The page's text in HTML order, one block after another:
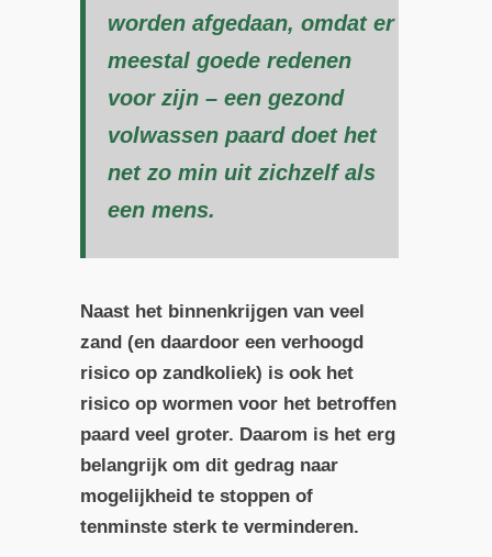
worden afgedaan, omdat er
meestal goede redenen
voor zijn – een gezond
volwassen paard doet het
net zo min uit zichzelf als
een mens.
Naast het binnenkrijgen van veel
zand (en daardoor een verhoogd
risico op zandkoliek) is ook het
risico op wormen voor het betroffen
paard veel groter. Daarom is het erg
belangrijk om dit gedrag naar
mogelijkheid te stoppen of
tenminste sterk te verminderen.